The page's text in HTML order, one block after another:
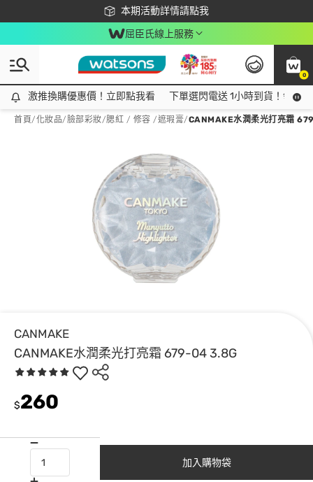
本期活動詳情請點我
下載app最高回饋$350
屈臣氏線上服務
0
激推換購優惠價！立即點我看
激推換購優惠價！立即點我看 下單選閃電送 1小時到貨！領神
首頁/化妝品/臉部彩妝/腮紅 / 修容 /遮瑕膏/CANMAKE水潤柔光打亮霜
CANMAKE
CANMAKE水潤柔光打亮霜 679-04 3.8G
$260
加入購物袋